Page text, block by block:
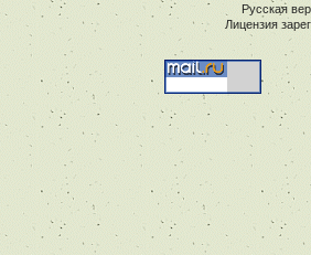
Русская
Лицензия